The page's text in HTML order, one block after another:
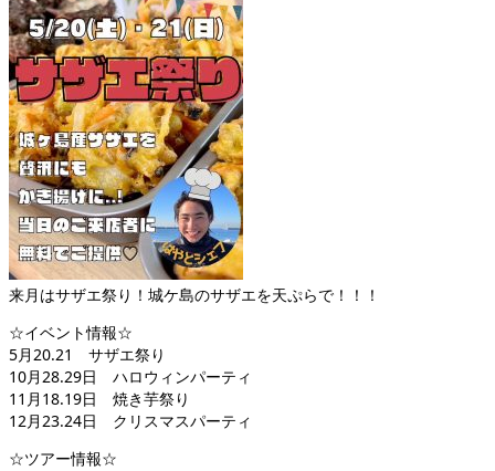
来月はサザエ祭り！城ケ島のサザエを天ぷらで！！！
☆イベント情報☆
5月20.21 サザエ祭り
10月28.29日 ハロウィンパーティ
11月18.19日 焼き芋祭り
12月23.24日 クリスマスパーティ
☆ツアー情報☆